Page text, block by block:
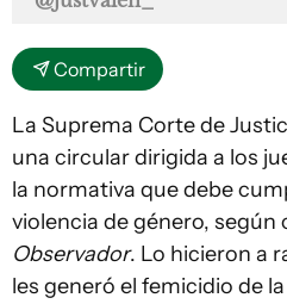
Compartir
La Suprema Corte de
una circular dirigida a los
la normativa que debe
violencia de género, según
Observador. Lo hicieron a
les generó el femicidio de